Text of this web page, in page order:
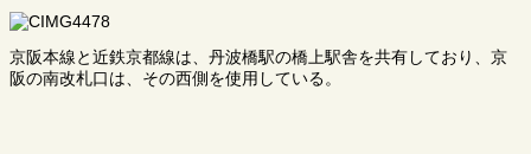
京阪本線と近鉄京都線は、丹波橋駅の橋上駅舎を共有しており、京
阪の南改札口は、その西側を使用している。